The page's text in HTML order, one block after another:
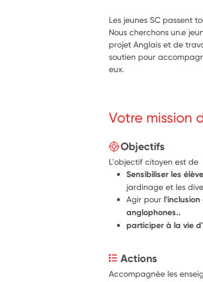
Les jeunes SC passent
Nous cherchons un.e
projet Anglais et de
soutien pour
eux.
Votre mission
Objectifs
L'objectif citoyen est de
Sensibiliser les
jardinage et les
Agir pourl'inclusion
anglophones..
participer à la vie
Actions
Accompagnée les